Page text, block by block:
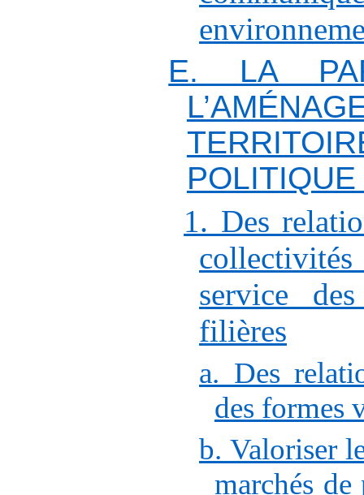
E. LA
POLITIQUE
1. Des
service
filières
a. Des
des formes
b. Valoriser
marchés